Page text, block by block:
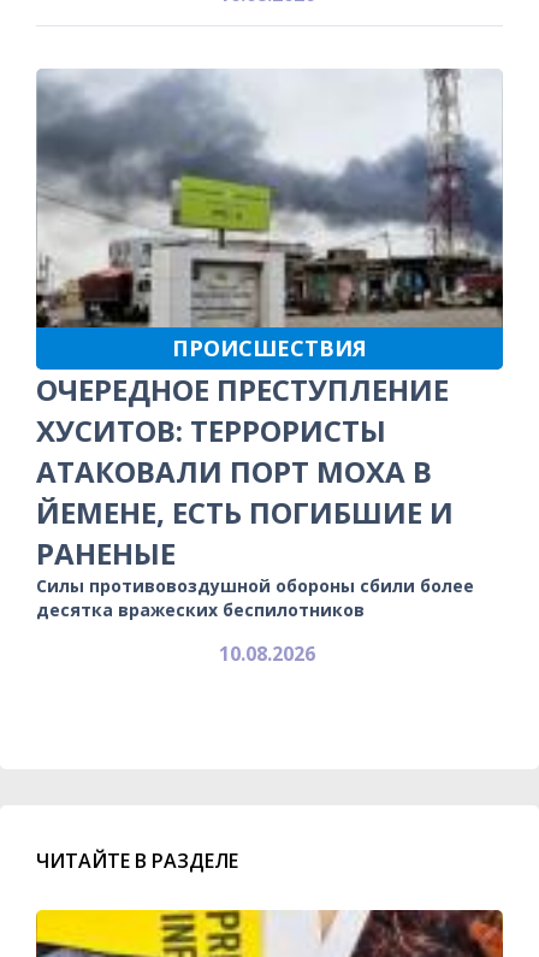
ПРОИСШЕСТВИЯ
ОЧЕРЕДНОЕ ПРЕСТУПЛЕНИЕ
ХУСИТОВ: ТЕРРОРИСТЫ
АТАКОВАЛИ ПОРТ МОХА В
ЙЕМЕНЕ, ЕСТЬ ПОГИБШИЕ И
РАНЕНЫЕ
Силы противовоздушной обороны сбили более
десятка вражеских беспилотников
10.08.2026
ЧИТАЙТЕ В РАЗДЕЛЕ